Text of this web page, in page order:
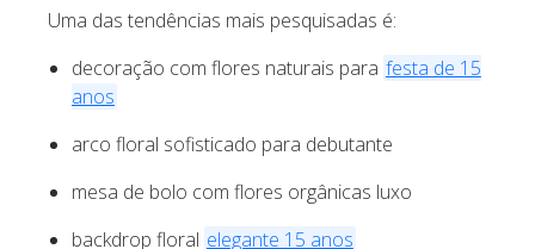
Uma das tendências mais pesquisadas é:
decoração com flores naturais para festa de 15
anos
arco floral sofisticado para debutante
mesa de bolo com flores orgânicas luxo
backdrop floral elegante 15 anos